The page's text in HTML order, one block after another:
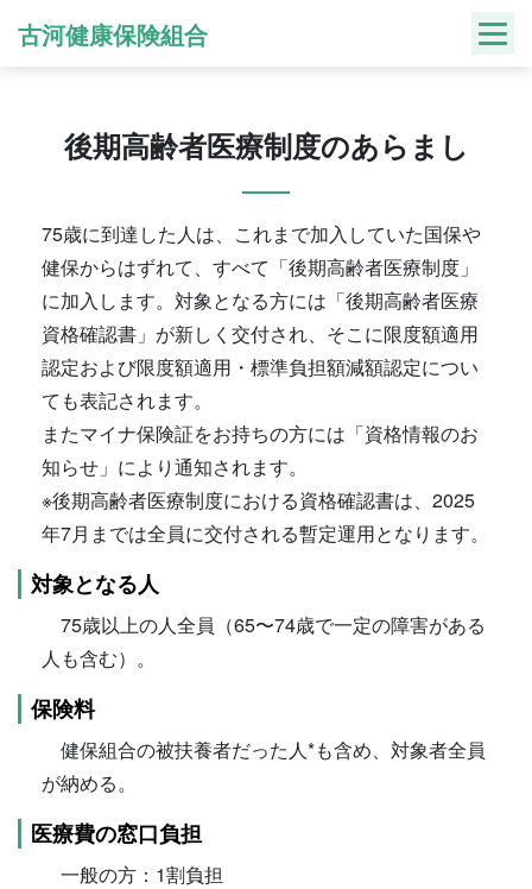
古河健康保険組合
後期高齢者医療制度のあらまし
75歳に到達した人は、これまで加入していた国保や
健保からはずれて、すべて「後期高齢者医療制度」
に加入します。対象となる方には「後期高齢者医療
資格確認書」が新しく交付され、そこに限度額適用
認定および限度額適用・標準負担額減額認定につい
ても表記されます。
またマイナ保険証をお持ちの方には「資格情報のお
知らせ」により通知されます。
※後期高齢者医療制度における資格確認書は、2025
年7月までは全員に交付される暫定運用となります。
対象となる人
75歳以上の人全員（65〜74歳で一定の障害がある
人も含む）。
保険料
健保組合の被扶養者だった人*も含め、対象者全員
が納める。
医療費の窓口負担
一般の方：1割負担